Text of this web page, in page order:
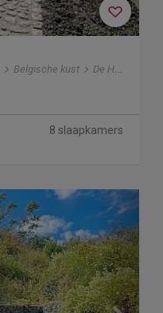
Belgische kust De Haan
8 slaapkamers
Next